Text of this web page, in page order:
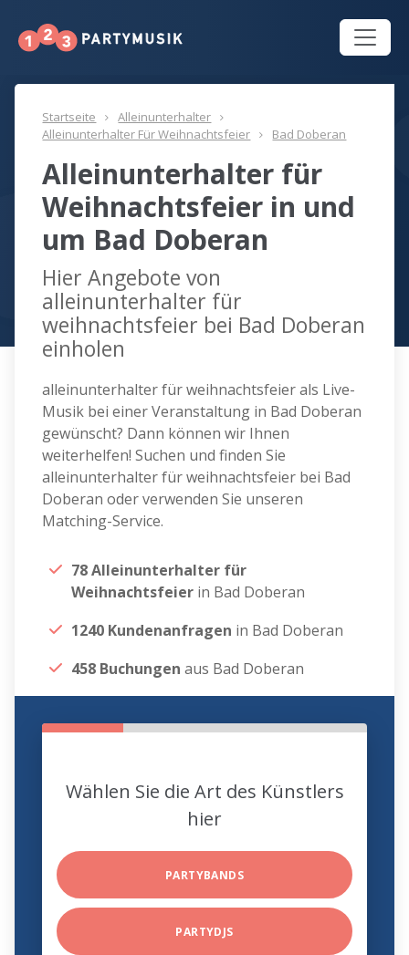
Startseite
Alleinunterhalter
Alleinunterhalter Für Weihnachtsfeier
Bad Doberan
Alleinunterhalter für
Weihnachtsfeier in und
um Bad Doberan
Hier Angebote von
alleinunterhalter für
weihnachtsfeier bei Bad Doberan
einholen
alleinunterhalter für weihnachtsfeier als Live-
Musik bei einer Veranstaltung in Bad Doberan
gewünscht? Dann können wir Ihnen
weiterhelfen! Suchen und finden Sie
alleinunterhalter für weihnachtsfeier bei Bad
Doberan oder verwenden Sie unseren
Matching-Service.
78 Alleinunterhalter für
Weihnachtsfeier in Bad Doberan
1240 Kundenanfragen in Bad Doberan
458 Buchungen aus Bad Doberan
Wählen Sie die Art des Künstlers
hier
PARTYBANDS
PARTYDJS